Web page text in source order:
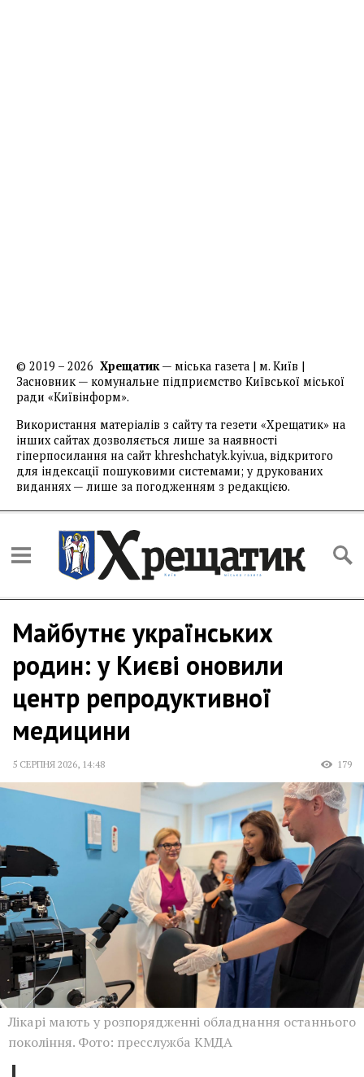
© 2019 – 2026 Хрещатик— міська газета | м. Київ |
Засновник — комунальне підприємство Київської міської
ради «Київінформ».
Використання матеріалів з сайту та гезети «Хрещатик» на
інших сайтах дозволяється лише за наявності
гіперпосилання на сайт khreshchatyk.kyiv.ua, відкритого
для індексації пошуковими системами; у друкованих
виданнях — лише за погодженням з редакцією.
Майбутнє українських
родин: у Києві оновили
центр репродуктивної
медицини
5 СЕРПНЯ 2026, 14:48 179
Лікарі мають у розпорядженні обладнання останнього
покоління. Фото: пресслужба КМДА